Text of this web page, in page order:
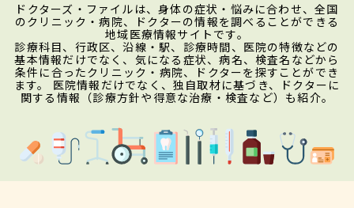
ドクターズ・ファイルは、身体の症状・悩みに合わせ、全国
のクリニック・病院、ドクターの情報を調べることができる
地域医療情報サイトです。
診療科目、行政区、沿線・駅、診療時間、医院の特徴などの
基本情報だけでなく、気になる症状、病名、検査名などから
条件に合ったクリニック・病院、ドクターを探すことができ
ます。 医院情報だけでなく、独自取材に基づき、ドクターに
関する情報（診療方針や得意な治療・検査など）も紹介。